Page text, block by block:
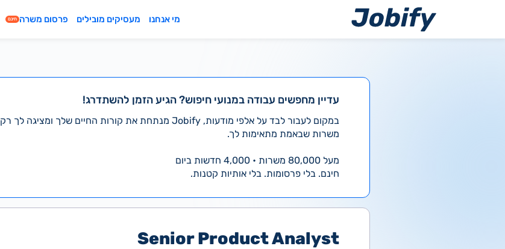
מי אנחנו מעסיקים מובילים פרסום משרה חינם
עדיין מחפשים עבודה במנועי חיפוש? הגיע הזמן להשתדרג!
במקום לעבור לבד על אלפי מודעות, Jobify מנתחת את קורות החיים שלך ומציגה לך רק
משרות שבאמת מתאימות לך.
מעל 80,000 משרות • 4,000 חדשות ביום
חינם. בלי פרסומות. בלי אותיות קטנות.
Senior Product Analyst